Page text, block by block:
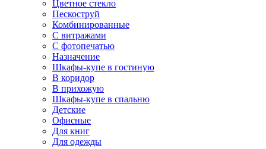
Цветное стекло
Пескоструй
Комбинированные
С витражами
С фотопечатью
Назначение
Шкафы-купе в гостиную
В коридор
В прихожую
Шкафы-купе в спальню
Детские
Офисные
Для книг
Для одежды